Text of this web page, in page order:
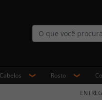
Cabelos Rosto